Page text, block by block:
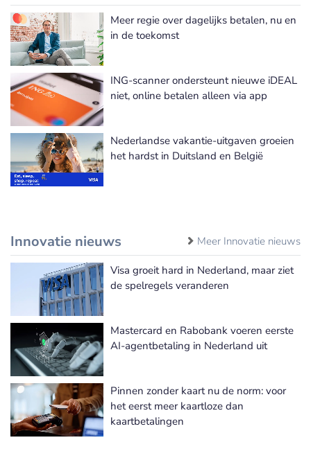
Meer regie over dagelijks betalen, nu en
in de toekomst
ING-scanner ondersteunt nieuwe iDEAL
niet, online betalen alleen via app
Nederlandse vakantie-uitgaven groeien
het hardst in Duitsland en België
Innovatie nieuws Meer Innovatie nieuws
Visa groeit hard in Nederland, maar ziet
de spelregels veranderen
Mastercard en Rabobank voeren eerste
AI-agentbetaling in Nederland uit
Pinnen zonder kaart nu de norm: voor
het eerst meer kaartloze dan
kaartbetalingen